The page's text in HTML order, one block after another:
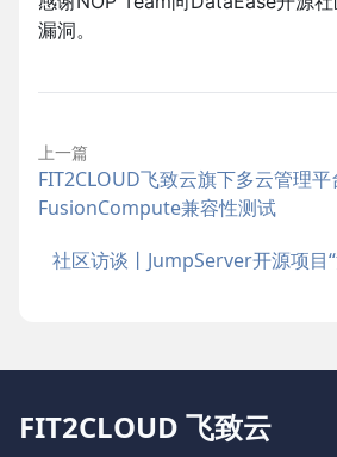
漏洞。
上一篇
FIT2CLOUD飞致云旗下多云管理
FusionCompute兼容性测试
社区访谈丨JumpServer开源项目
FIT2CLOUD 飞致云